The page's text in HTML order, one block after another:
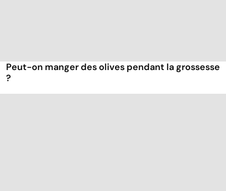
Peut-on manger des olives pendant la grossesse
?